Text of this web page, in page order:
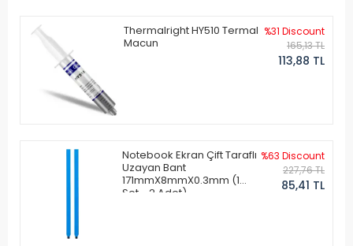
Thermalright HY510 Termal
Macun
%31 Discount
165,13 TL
113,88 TL
Notebook Ekran Çift Taraflı
Uzayan Bant
171mmX8mmX0.3mm (1
Set - 2 Adet)
%63 Discount
227,76 TL
85,41 TL